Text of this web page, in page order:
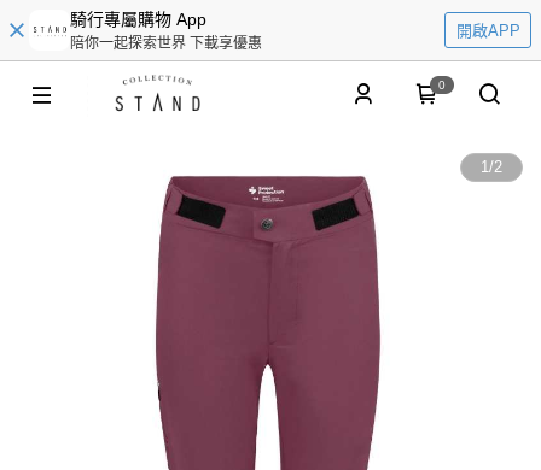
騎行專屬購物 App
陪你一起探索世界 下載享優惠
開啟APP
0
1/2